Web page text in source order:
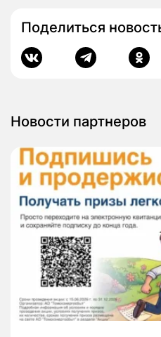
Поделиться
Новости партнеров